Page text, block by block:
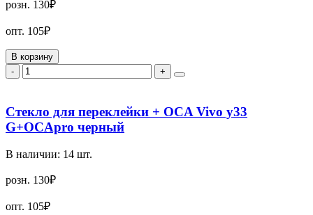
розн. 130₽
опт. 105₽
В корзину
-
+
Стекло для переклейки + OCA Vivo y33
G+OCApro черный
В наличии: 14 шт.
розн. 130₽
опт. 105₽